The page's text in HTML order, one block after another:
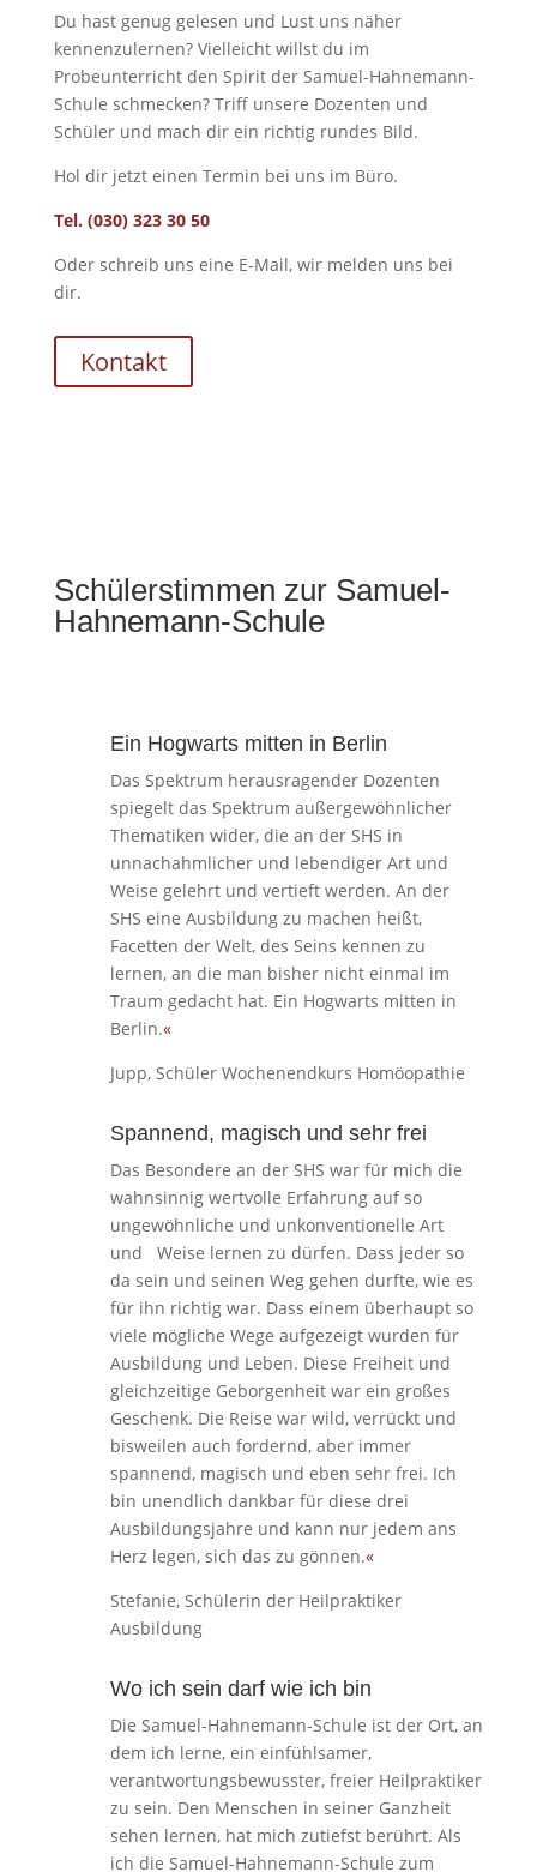
Du hast genug gelesen und Lust uns näher
kennenzulernen? Vielleicht willst du im
Probeunterricht den Spirit der Samuel-Hahnemann-
Schule schmecken? Triff unsere Dozenten und
Schüler und mach dir ein richtig rundes Bild.
Hol dir jetzt einen Termin bei uns im Büro.
Tel. (030) 323 30 50
Oder schreib uns eine E-Mail, wir melden uns bei
dir.
Kontakt
Schülerstimmen zur Samuel-
Hahnemann-Schule
Ein Hogwarts mitten in Berlin
Das Spektrum herausragender Dozenten
spiegelt das Spektrum außergewöhnlicher
Thematiken wider, die an der SHS in
unnachahmlicher und lebendiger Art und
Weise gelehrt und vertieft werden. An der
SHS eine Ausbildung zu machen heißt,
Facetten der Welt, des Seins kennen zu
lernen, an die man bisher nicht einmal im
Traum gedacht hat. Ein Hogwarts mitten in
Berlin.«
Jupp, Schüler Wochenendkurs Homöopathie
Spannend, magisch und sehr frei
Das Besondere an der SHS war für mich die
wahnsinnig wertvolle Erfahrung auf so
ungewöhnliche und unkonventionelle Art
und Weise lernen zu dürfen. Dass jeder so
da sein und seinen Weg gehen durfte, wie es
für ihn richtig war. Dass einem überhaupt so
viele mögliche Wege aufgezeigt wurden für
Ausbildung und Leben. Diese Freiheit und
gleichzeitige Geborgenheit war ein großes
Geschenk. Die Reise war wild, verrückt und
bisweilen auch fordernd, aber immer
spannend, magisch und eben sehr frei. Ich
bin unendlich dankbar für diese drei
Ausbildungsjahre und kann nur jedem ans
Herz legen, sich das zu gönnen.«
Stefanie, Schülerin der Heilpraktiker
Ausbildung
Wo ich sein darf wie ich bin
Die Samuel-Hahnemann-Schule ist der Ort, an
dem ich lerne, ein einfühlsamer,
verantwortungsbewusster, freier Heilpraktiker
zu sein. Den Menschen in seiner Ganzheit
sehen lernen, hat mich zutiefst berührt. Als
ich die Samuel-Hahnemann-Schule zum